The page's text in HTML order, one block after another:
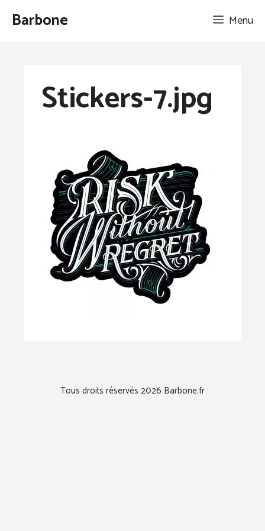
AllerBarbone Menu
Stickers-7.jpg
Tous droits réservés 2026 Barbone.fr